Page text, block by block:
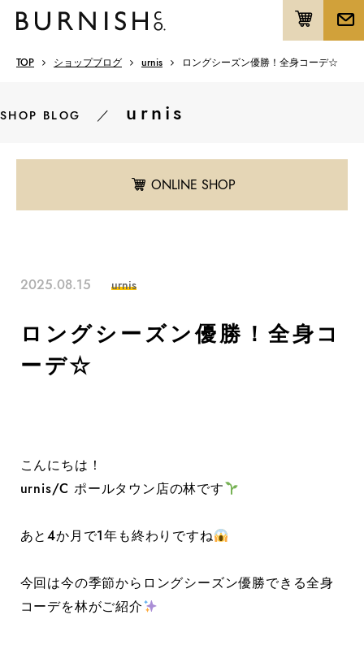
TOP ショップブログ urnis ロングシーズン優勝！全身コーデ☆
SHOP BLOG ／ urnis
ONLINE SHOP
2025.08.15 urnis
ロングシーズン優勝！全身コ
ーデ☆
こんにちは！
urnis/C ポールタウン店の林です
あと4か月で1年も終わりですね
今回は今の季節からロングシーズン優勝できる全身
コーデを林がご紹介